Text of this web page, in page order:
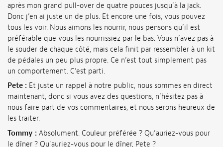
après mon grand pull-over de quatre pouces jusqu’à la jack.
Donc j’en ai juste un de plus. Et encore une fois, vous pouvez
tous les voir. Nous aimons les nourrir, nous pensons qu’il est
préférable que vous les nourrissiez par le bas. Vous n’avez pas à
le souder de chaque côté, mais cela finit par ressembler à un kit
de pédales un peu plus propre. Ce n’est tout simplement pas
un comportement. C’est parti.
Pete : Et juste un rappel à notre public, nous sommes en direct
maintenant, donc si vous avez des questions, n’hésitez pas à
nous faire part de vos commentaires, et nous serons heureux de
les traiter.
Tommy : Absolument. Couleur préférée ? Qu’auriez-vous pour
le dîner ? Qu'auriez-vous pour le dîner, Pete ?